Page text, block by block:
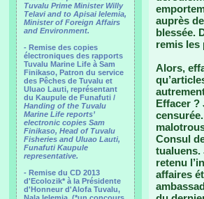
Tuvalu Prime Minister Willy
Telavi and to Apisai Ielemia,
Minister of Foreign Affairs
and Environment.
- Remise des copies
électroniques des rapports
Tuvalu Marine Life à Sam
Finikaso, Patron du service
des Pêches de Tuvalu et
Uluao Lauti, représentant
du Kaupule de Funafuti /
Handing of the Tuvalu
Marine Life reports’
electronic copies Sam
Finikaso, Head of Tuvalu
Fisheries and Uluao Lauti,
Funafuti Kaupule
representative.
- Remise du CD 2013
d'Ecolozik* à la Présidente
d'Honneur d'Alofa Tuvalu,
auprès
blessée.
remis les
Alors,
Effacer ?
Consul
tualuens.
retenu
affaires